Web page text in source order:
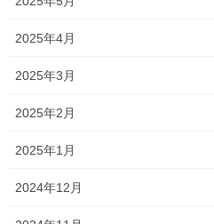
2025年4月
2025年3月
2025年2月
2025年1月
2024年12月